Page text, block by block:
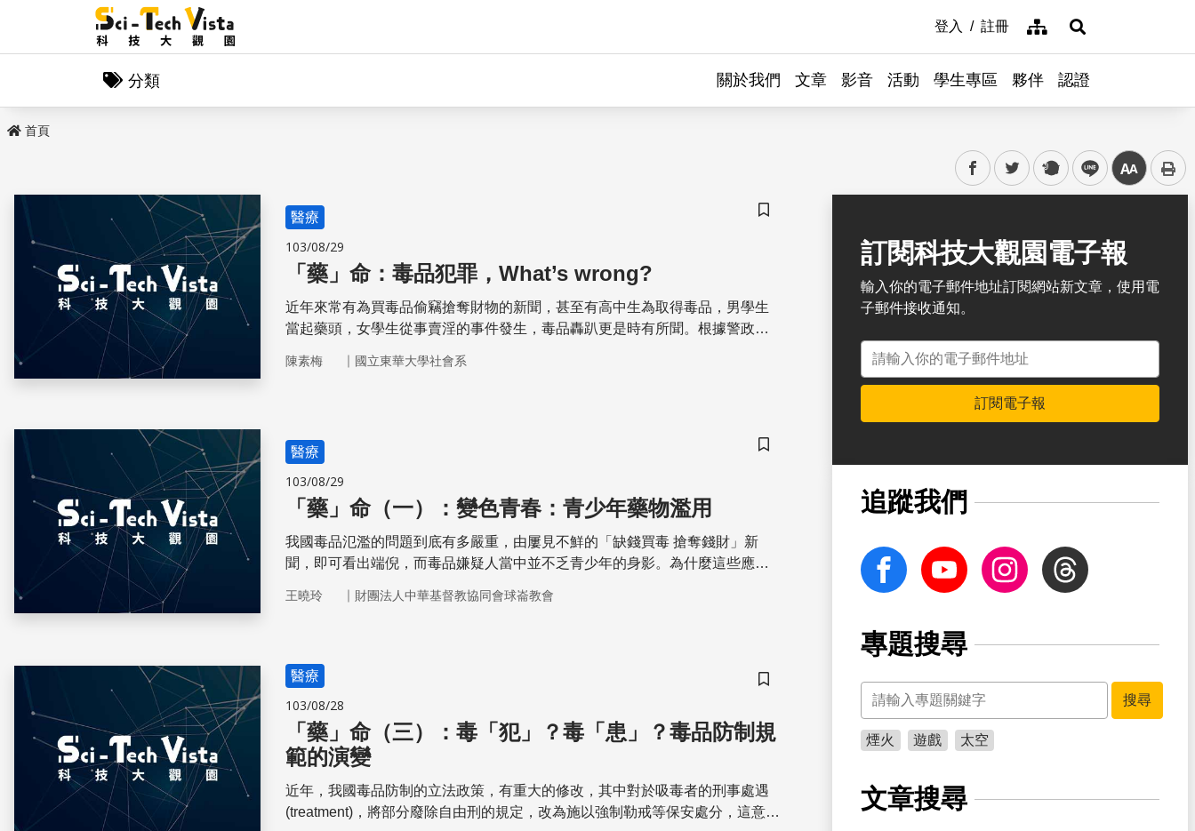
登入 註冊 網站導覽展開搜尋
分類 關於我們 文章 影音 活動 學生專區 夥伴 認證
首頁
facebooktwitter plurk line 中
儲存書籤
醫療
103/08/29
「藥」命：毒品犯罪，What’s wrong?
近年來常有為買毒品偷竊搶奪財物的新聞，甚至有高中生為取得毒品，男學生
當起藥頭，女學生從事賣淫的事件發生，毒品轟趴更是時有所聞。根據警政署
每年都維持在四萬多人以上，可見台灣毒品犯罪情況之嚴重
陳素梅 ｜ 國立東華大學社會系
儲存書籤
醫療
103/08/29
「藥」命（一）：變色青春：青少年藥物濫用
我國毒品氾濫的問題到底有多嚴重，由屢見不鮮的「缺錢買毒 搶奪錢財」新
聞，即可看出端倪，而毒品嫌疑人當中並不乏青少年的身影。為什麼這些應該
我們又該怎麼幫助他們脫離毒品的挾制？
王曉玲 ｜ 財團法人中華基督教協同會球崙教會
儲存書籤
醫療
103/08/28
「藥」命（三）：毒「犯」？毒「患」？毒品防制規
範的演變
近年，我國毒品防制的立法政策，有重大的修改，其中對於吸毒者的刑事處遇
(treatment)，將部分廢除自由刑的規定，改為施以強制勒戒等保安處分，這意味
訂閱科技大觀園電子報
輸入你的電子郵件地址訂閱網站新文章，使用電
子郵件接收通知。
電子郵件地址
訂閱電子報
追蹤我們
facebook Youtube InstagramThreads
專題搜尋
關鍵字
搜尋
煙火 遊戲 太空
文章搜尋